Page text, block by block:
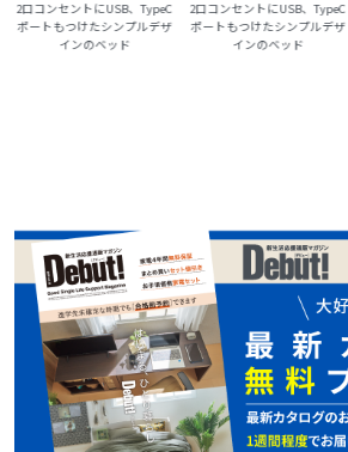
2口コンセントにUSB、TypeC
ポートもつけたシンプルデザ
インのベッド
2口コンセントにUSB、TypeC
ポートもつけたシンプルデザ
インのベッド